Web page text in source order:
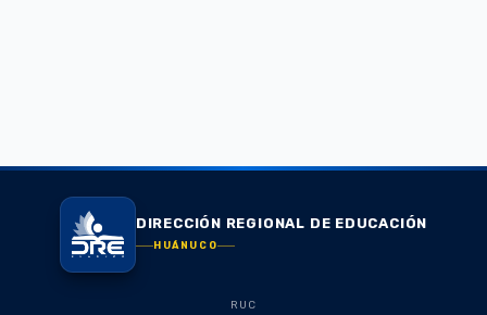
DIRECCIÓN REGIONAL DE EDUCACIÓN
HUÁNUCO
RUC